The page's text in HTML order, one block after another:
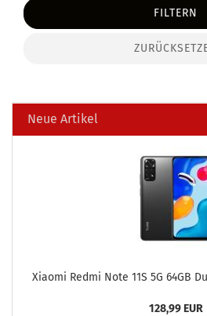
FILTERN
Neue Artikel
Xiao­mi Redmi Note 11S 5G 64GB
128,99 EUR